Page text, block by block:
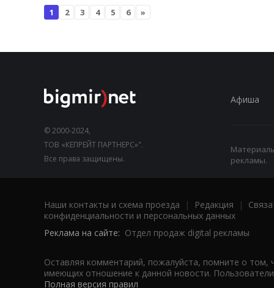
1 2 3 4 5 6 »
© 2000-2024,
ТОВ «КЕПРЕЙТ ПАРТНЕРС»".
Все права защищены.
Афиша
рекламы.
Наши контакты и схема проезда | Редакция |
конфиденциальности и персональных данных
Реклама на сайте: Отдел продаж digital рекламы
Оставляя комментарий, пожалуйста, помните о том,
имеющих отношение к данной новости.
Полная версия правил